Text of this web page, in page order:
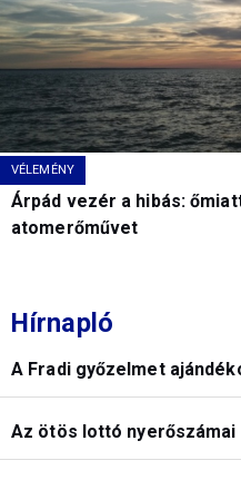
VÉLEMÉNY
Árpád vezér a hibás:
atomerőművet
Hírnapló
A Fradi győzelmet
Az ötös lottó